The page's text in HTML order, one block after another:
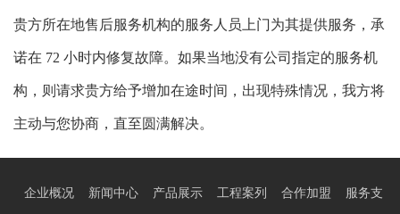
贵方所在地售后服务机构的服务人员上门为其提供服务，承
诺在 72 小时内修复故障。如果当地没有公司指定的服务机
构，则请求贵方给予增加在途时间，出现特殊情况，我方将
主动与您协商，直至圆满解决。
企业概况 新闻中心 产品展示 工程案列 合作加盟
服务支